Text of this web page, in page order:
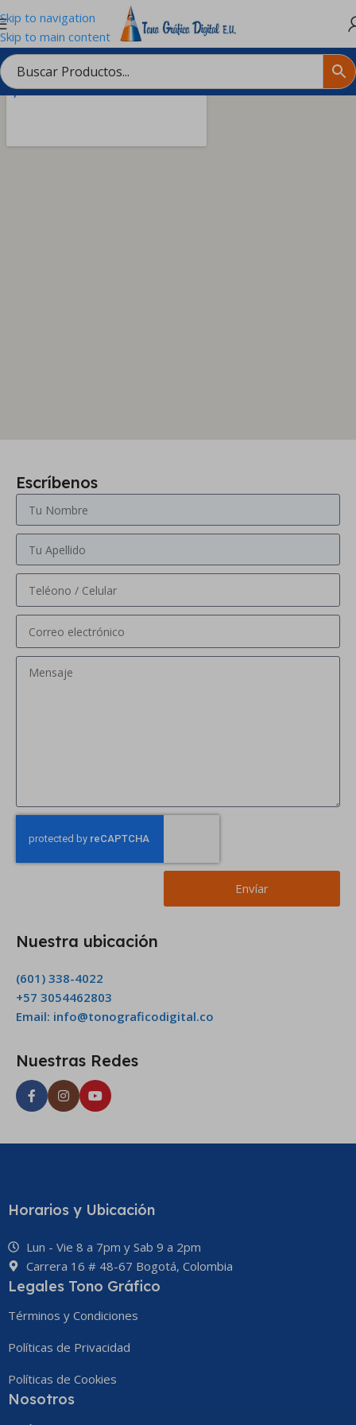
Skip to navigation
Skip to main content
Escríbenos
Envíar
Nuestra ubicación
(601) 338-4022
+57 3054462803
Email: info@tonograficodigital.co
Nuestras Redes
Horarios y Ubicación
Lun - Vie 8 a 7pm y Sab 9 a 2pm
Carrera 16 # 48-67 Bogotá, Colombia
Legales Tono Gráfico
Términos y Condiciones
Políticas de Privacidad
Políticas de Cookies
Nosotros